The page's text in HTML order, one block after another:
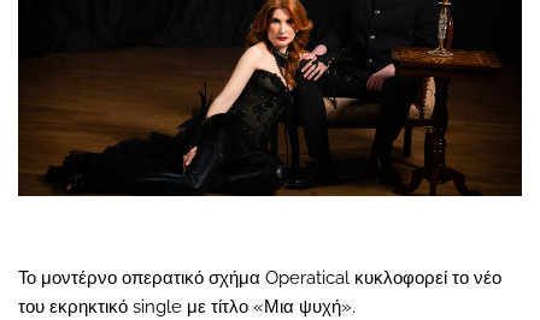
Το μοντέρνο οπερατικό σχήμα Operatical κυκλοφορεί το νέο
του εκρηκτικό single με τίτλο «Μια ψυχή».